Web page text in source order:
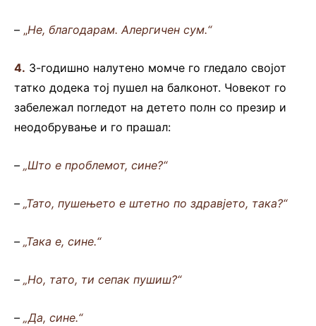
– „Не, благодарам. Алергичен сум.“
4. 3-годишно налутено момче го гледало својот
татко додека тој пушел на балконот. Човекот го
забележал погледот на детето полн со презир и
неодобрување и го прашал:
– „Што е проблемот, сине?“
– „Тато, пушењето е штетно по здравјето, така?“
– „Така е, сине.“
– „Но, тато, ти сепак пушиш?“
– „Да, сине.“